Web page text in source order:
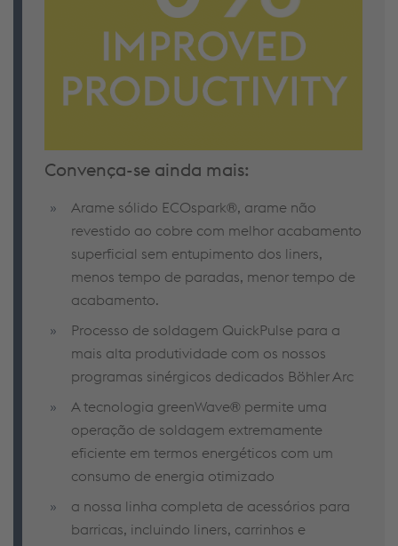
Convença-se ainda mais:
Arame sólido ECOspark®, arame não
revestido ao cobre com melhor acabamento
superficial sem entupimento dos liners,
menos tempo de paradas, menor tempo de
acabamento.
Processo de soldagem QuickPulse para a
mais alta produtividade com os nossos
programas sinérgicos dedicados Böhler Arc
A tecnologia greenWave® permite uma
operação de soldagem extremamente
eficiente em termos energéticos com um
consumo de energia otimizado
a nossa linha completa de acessórios para
barricas, incluindo liners, carrinhos e